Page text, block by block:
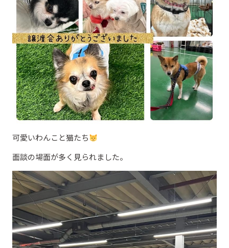
可愛いわんこと猫たち
面談の場面が多く見られました。